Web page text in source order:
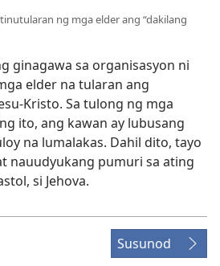
ng mga elder ang “dakilang
ginagawa sa organisasyon ni
elder na tularan ang
Kristo. Sa tulong ng mga
ito, ang kawan ay lubusang
na lumalakas. Dahil dito, tayo
nauudyukang pumuri sa ating
si Jehova.
Susunod